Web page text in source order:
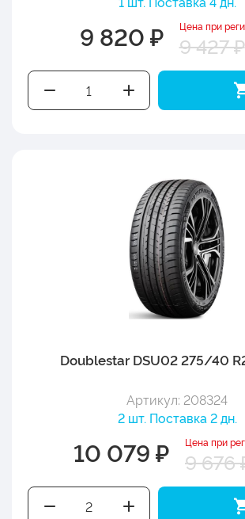
9 820 ₽ Цена при
9 427 ₽
Doublestar DSU02 275/40
Артикул: 208324
2 шт. Поставка 2 дн.
10 079 ₽ Цена при
9 676